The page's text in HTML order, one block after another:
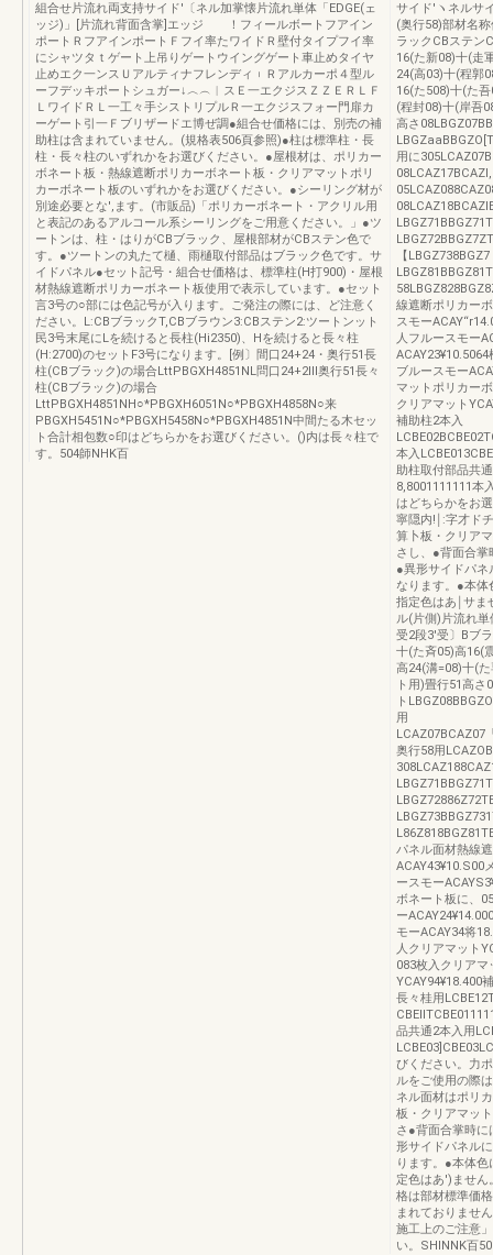
組合せ片流れ両支持サイド′〔ネル加掌懐片流れ単体「EDGE(ェ
ッジ)」[片流れ背面含掌]エッジ ！フィールボートフアイン
ポートＲフアインポートＦフイ率たワイドＲ壁付タイプフイ率
にシャツタｔゲート上吊りゲートウイングゲート車止めタイヤ
止めエク一ンスＵアルティナフレンディ︲Ｒアルカーポ４型ル
ーフデッキポートシュガー↓︿︵︱スＥ一エクジスＺＺＥＲＬＦ
ＬワイドＲＬ一工々手シストリプルＲ一エクジスフォー門扉カ
ーゲート引一Ｆブリザードエ博ぜ調●組合せ価格には、別売の補
助柱は含まれていません。(規格表506頁参照)●柱は標準柱・長
柱・長々柱のいずれかをお選びください。●屋根材は、ポリカー
ボネート板・熱線遮断ポリカーボネート板・クリアマットポリ
カーボネート板のいずれかをお選びください。●シーリング材が
別途必要とな',ます。(市販品)「ポリカーボネート・アクリル用
と表記のあるアルコール系シーリングをご用意ください。」●ツ
ートンは、柱・はりがCBブラック、屋根部材がCBステン色で
す。●ツートンの丸たて樋、雨樋取付部品はブラック色です。サ
イドパネル●セット記号・組合せ価格は、標準柱(H打900)・屋根
材熱線遮断ポリカーボネート板使用で表示しています。●セット
言3号の○部には色記号が入ります。ご発注の際には、ど注意く
ださい。L:CBブラックT,CBブラウン3:CBステン2:ツートンット
民3号末尾にLを続けると長柱(Hi2350)、Hを続けると長々柱
(H:2700)のセットF3号になります。[例〕間口24+24・奥行51長
柱(CBブラック)の場合LttPBGXH4851NL問口24+2Ⅲ奥行51長々
柱(CBブラック)の場合
LttPBGXH4851NH○*PBGXH6051N○*PBGXH4858N○来
PBGXH5451N○*PBGXH5458N○*PBGXH4851N中間たる木セッ
ト合計相包数○印はどちらかをお選びください。()内は長々柱で
す。504師NHK百
サイド′ヽネルサ
(奥行58)部材名
ラックCBステン
16(た新08)十(走
24(高03)十(程郭
16(た508)十(た
(程封08)十(岸吾
高さ
用に
【
線遮断ポリカー
スモー
人フルースモー
ブルースモー
マットポリカー
クリアマット
補助柱2本入
本入
助柱取付部品共
8,8001111111本
はどちらかをお
寧隠内!￨:字才ド
算卜板・クリア
さし、●背面合掌
●異形サイドパネ
なります。●本体
指定色はあ￨サま
ル(片側)片流れ
受2段3'受〕Bブ
十(た斉05)高16(
高24(溝=08)十(
ト用)畳行51高さ
ト
用
LCAZ07BCAZ07
奥行58用
パネル面材熱線
ACAY43¥10.S00
ースモー
ボネート板に、
ー
モーACAY34将
人クリアマット
083枚入クリアマ
YCAY94¥18.400
長々桂用
品共通2本入用
びください。力
ルをご使用の際
ネル面材はポリ
板・クリアマッ
さ●背面合掌時
形サイドパネル
ります。●本体
定色はあ')ません
格は部材標準価
まれておりませ
施工上のご注意
い。SHINNK百